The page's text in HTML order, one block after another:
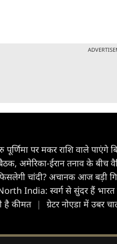
पर मकर राशि वाले पाएंगे
अमेरिका-ईरान तनाव के बीच
चांदी? अचानक आज बड़ी
India: स्वर्ग से सुंदर हैं
है कीमत | ग्रेटर नोएडा में उबर